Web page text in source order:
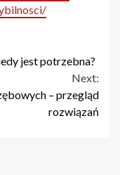
jest potrzebna?
Next:
– przegląd
rozwiązań